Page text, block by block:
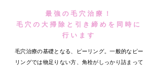
最強の毛穴治療！
毛穴の大掃除と引き締めを同時に
行います
毛穴治療の基礎となる、ピーリング。一般的なピー
リングでは物足りない方、角栓がしっかり詰まって